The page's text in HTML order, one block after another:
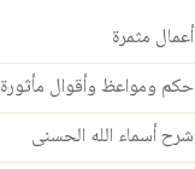
أعمال مثمرة
حكم ومواعظ وأقوال مأثورة
شرح أسماء الله الحسنى